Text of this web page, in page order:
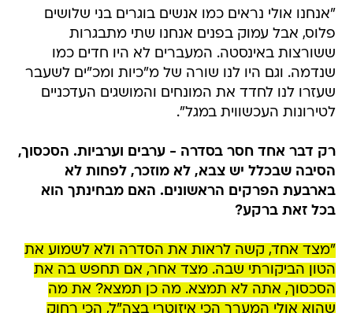
"אנחנו אולי נראים כמו אנשים בוגרים בני שלושים
פלוס, אבל עמוק בפנים אנחנו שתי מתבגרות
ששורצות באינסטה. המעברים לא היו חדים כמו
שנדמה. וגם היו לנו שורה של מ"כיות ומכ"ים לשעבר
שעזרו לנו לחדד את המונחים והמושגים העדכניים
לטירונות העכשווית במגל".
רק דבר אחד חסר בסדרה - ערבים וערביות. הסכסוך,
הסיבה שבכלל יש צבא, לא מוזכר, לפחות לא
בארבעת הפרקים הראשונים. האם מבחינתך הוא
בכל זאת ברקע?
"מצד אחד, קשה לראות את הסדרה ולא לשמוע את
הטון הביקורתי שבה. מצד אחר, אם תחפש בה את
הסכסוך, אתה לא תמצא. מה כן תמצא? את מה
שהוא אולי המערך הכי איזוטרי בצה"ל, הכי רחוק